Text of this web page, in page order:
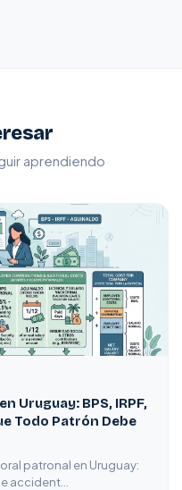
aprendiendo
Uruguay: BPS, IRPF,
Todo Patrón Debe
patronal en Uruguay:
accident…